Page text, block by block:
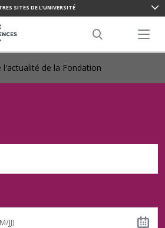
SITES DE L'UNIVERSITÉ
Menu
l'actualité de la Fondation